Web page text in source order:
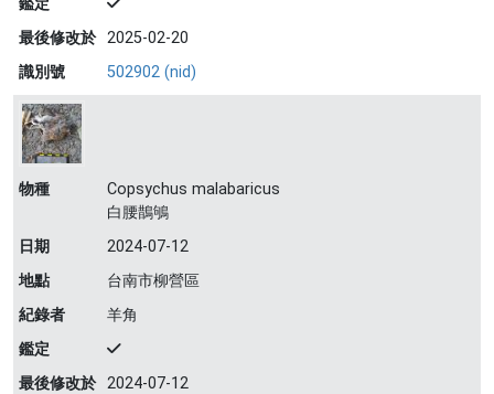
鑑定
最後修改於 2025-02-20
識別號
502902 (nid)
物種
Copsychus malabaricus
白腰鵲鴝
日期
2024-07-12
地點
台南市柳營區
紀錄者
羊角
鑑定
最後修改於 2024-07-12